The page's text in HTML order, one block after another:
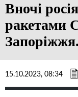
Вночі
ракетами
Запоріжжя.
15.10.2023, 08:34